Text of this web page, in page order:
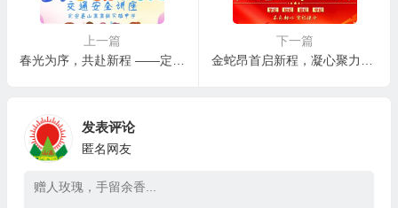
上一篇
下一篇
发表评论
匿名网友